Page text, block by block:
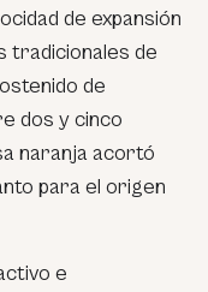
de expansión
tradicionales de
de
dos y cinco
naranja acortó
para el origen
e